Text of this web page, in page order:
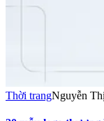
Thời trangNguyễn